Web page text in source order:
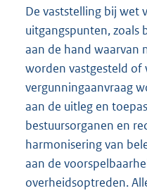
De vaststelling bij wet
uitgangspunten, zoals
aan de hand waarvan
worden vastgesteld of
vergunningaanvraag
aan de uitleg en
bestuursorganen en
harmonisering van
aan de
overheidsoptreden.